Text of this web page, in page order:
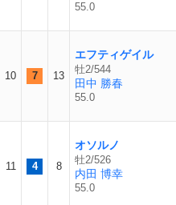
55.0
10 7 13
エフティゲイル
牡2/544
田中 勝春
55.0
11 4 8
オソルノ
牡2/526
内田 博幸
55.0